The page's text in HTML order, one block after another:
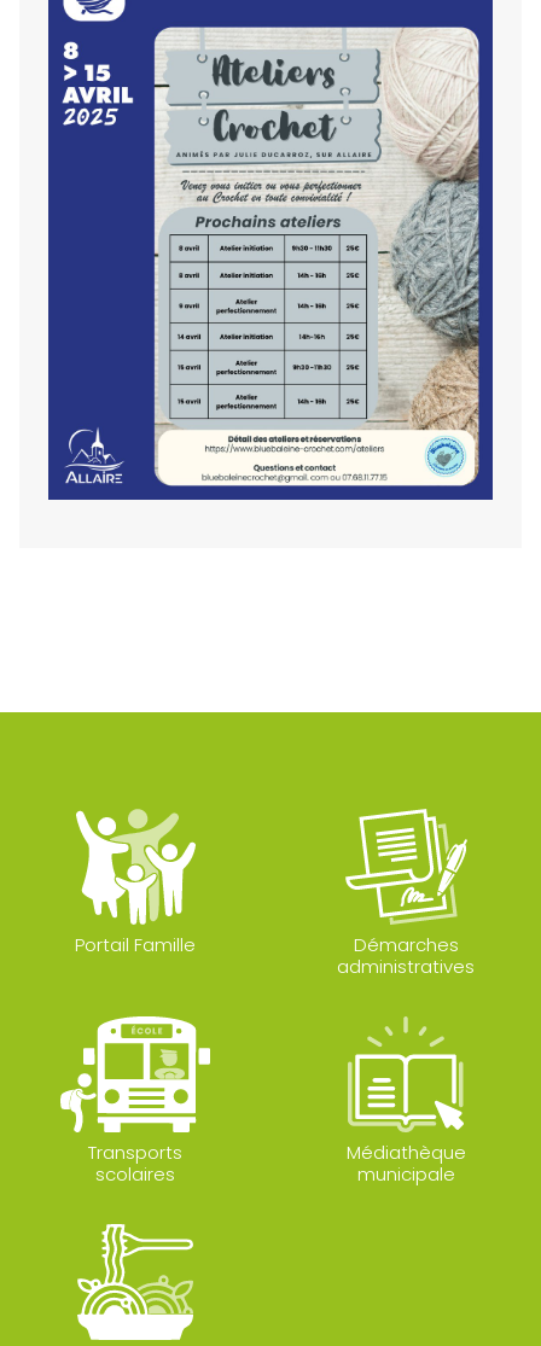
Portail Famille
Démarches
administratives
Transports
scolaires
Médiathèque
municipale